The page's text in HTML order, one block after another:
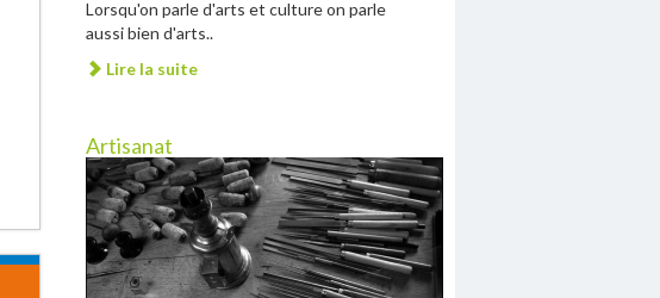
Lorsqu'on parle d'arts et culture on parle
aussi bien d'arts..
Lire la suite
Artisanat